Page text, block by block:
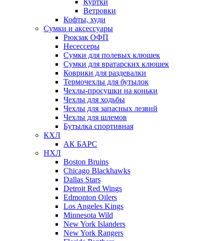
Ветровки
Кофты, худи
Сумки и аксессуары
Рюкзак ОФП
Несессеры
Сумки для полевых клюшек
Сумки для вратарских клюшек
Коврики для раздевалки
Термочехлы для бутылок
Чехлы-просушки на коньки
Чехлы для ходьбы
Чехлы для запасных лезвий
Чехлы для шлемов
Бутылка спортивная
КХЛ
АК БАРС
НХЛ
Boston Bruins
Chicago Blackhawks
Dallas Stars
Detroit Red Wings
Edmonton Oilers
Los Angeles Kings
Minnesota Wild
New York Islanders
New York Rangers